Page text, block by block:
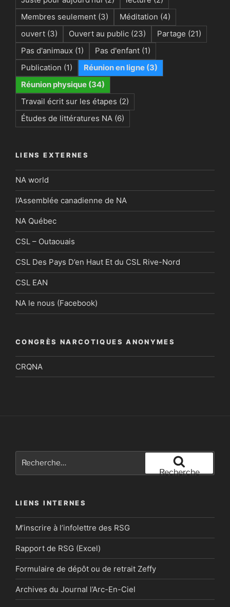
Membres seulement (3) Méditation (4)
ouvert (3) Ouvert au public (23) Partage (21)
Pas d'animaux (1) Pas d'enfant (1)
Publication (1) Réunion en ligne (3)
Réunion physique (34)
Travail écrit sur les étapes (2)
Études de littératures NA (6)
LIENS EXTERNES
NA world
l’Assemblée canadienne de NA
NA Québec
CSL – Outaouais
CSL Des Pays D’en Haut Et du CSL Rive-Nord
CSL EAN
NA le nous (Facebook)
CONGRÈS NARCOTIQUES ANONYMES
CRQNA
pour
Recherche
LIENS INTERNES
M’inscrire à l’infolettre des RSG
Rapport de RSG (Excel)
Formulaire de dépôt ou de retrait Zeffy
Archives du Journal l’Arc-En-Ciel